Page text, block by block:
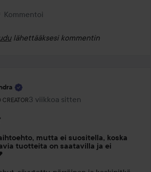
Kommentoi
lähettääksesi kommentin
CREATOR
rooli: Lyko Creator.
3 viikkoa sitten
Viesti luotiin 3 viikkoa sitten
mutta ei suositella, koska
tuotteita on saatavilla ja ei